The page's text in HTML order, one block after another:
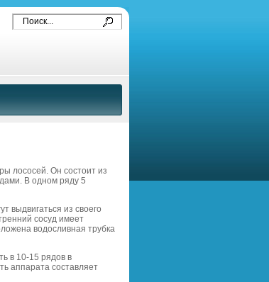
лососей. Он состоит из
В одном ряду 5
выдвигаться из своего
сосуд имеет
водосливная трубка
в 10-15 рядов в
аппарата составляет